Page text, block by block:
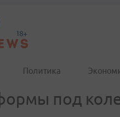
Политика
под